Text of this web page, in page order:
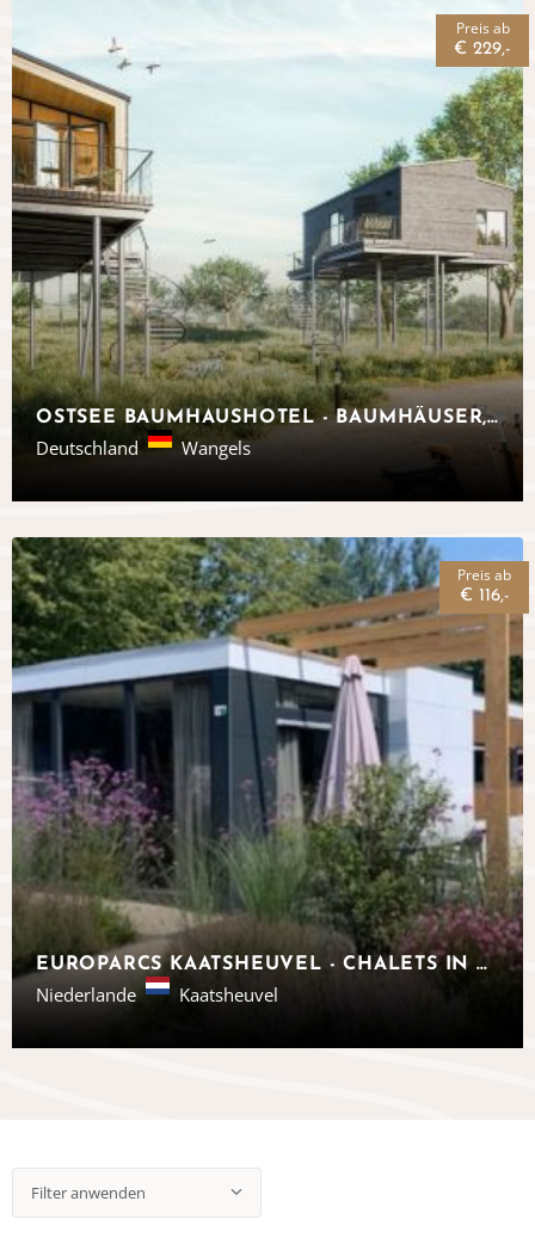
OSTSEE BAUMHAUSHOTEL - BAUMHÄUSER, SCHLESWIG-HOLSTEIN
Deutschland Wangels
Preis ab
€ 229,-
EUROPARCS KAATSHEUVEL - CHALETS IN NOORD-BRABANT
Niederlande Kaatsheuvel
Preis ab
€ 116,-
Filter anwenden